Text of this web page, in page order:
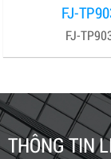
FJ-
FJ-
THÔNG TIN